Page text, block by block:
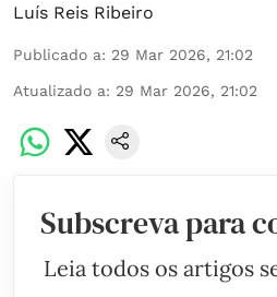
Luís Reis Ribeiro
Publicado a: 29 Mar 2026, 21:02
Atualizado a: 29 Mar 2026, 21:02
Subscreva para
Leia todos os artigos